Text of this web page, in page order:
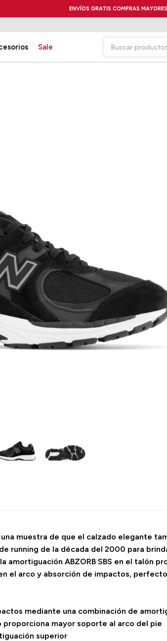
ENVÍOS GRATIS COMPRAS
Sale
muestra de que el calzado elegante
running de la década del 2000 para
amortiguación ABZORB SBS en el talón
el arco y absorción de impactos,
mediante una combinación de
mayor soporte al arco del pie
superior